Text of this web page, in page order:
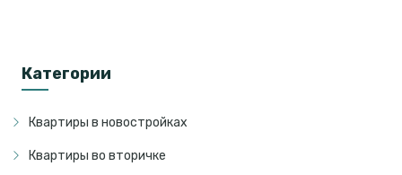
Категории
Квартиры в новостройках
Квартиры во вторичке